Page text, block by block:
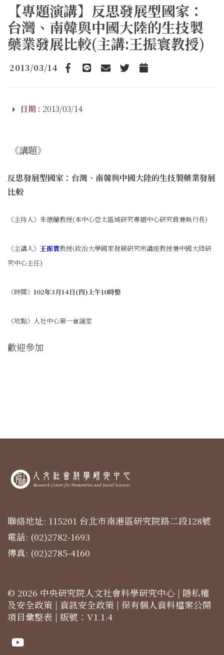
【專題演講】反思發展型國家：
台灣、南韓與中國大陸的生技製
藥業發展比較(主講:王振寰教授)
2013/03/14
Facebook
line emailTwitterAdd to Calendar
日期 : 2013/03/14
《講題》
反思發展型國家：台灣、南韓與中國大陸的生技製藥業發展
比較
《主持人》朱德蘭教授(本中心亞太區域研究專題中心研究員兼執行長)
《主講人》 王振寰教授(政治大學國家發展研究所講座教授兼中國大陸研
究中心主任)
《時間》 102年3月14日(四)上午10時整
《地點》人社中心第一會議室
歡迎參加
聯絡地址: 115201 台北市南港區研究院路二段128號
電話: (02)2782-1693
傳真: (02)2785-4160
© 2026 中央研究院人文社會科學研究中心 | 隱私權
及安全政策 | 資訊安全政策 | 保有個人資料檔案公開
項目彙整表 | 版號：V1.1.4
Youtube